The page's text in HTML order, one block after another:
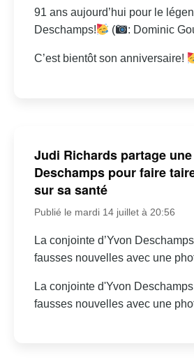
91 ans aujourd’hui pour le
Deschamps!
( : Dominic
C’est bientôt son anniversaire!
Judi Richards partage
Deschamps pour faire
sur sa santé
Publié le mardi 14 juillet à 20:56
La conjointe d’Yvon
fausses nouvelles avec une
La conjointe d'Yvon
fausses nouvelles avec une